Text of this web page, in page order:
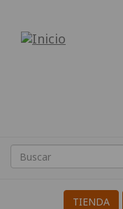
contenido
Internacional
a
la
Guerra
Search
Buscar
TIENDA